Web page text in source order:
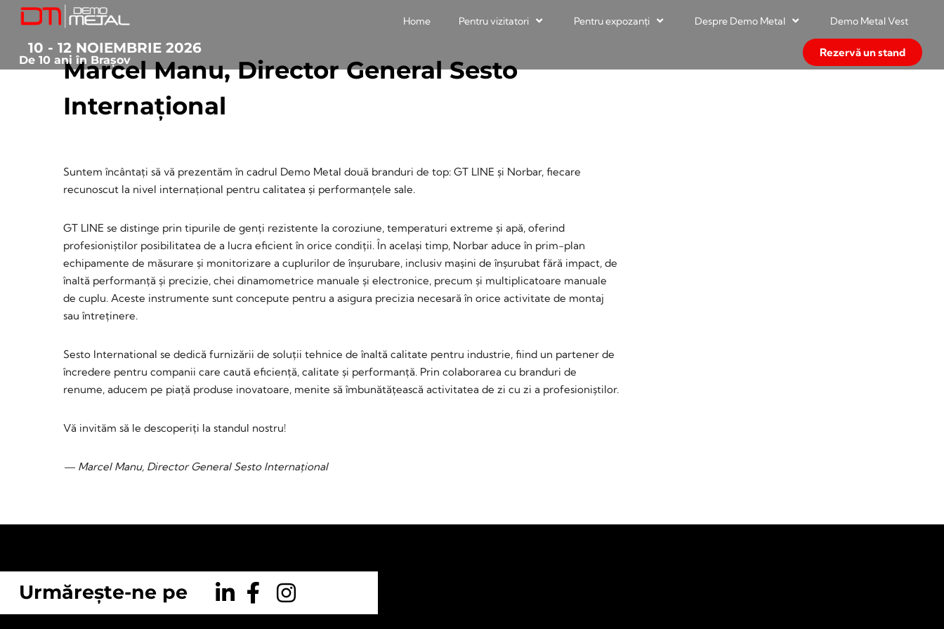
10 - 12 NOIEMBRIE 2026
De 10 ani în Brașov
Home Pentru vizitatori Pentru expozanți Despre Demo Metal Demo Metal Vest
Rezervă un stand
Marcel Manu, Director General Sesto
Internațional
Suntem încântați să vă prezentăm în cadrul Demo Metal două branduri de top: GT LINE și Norbar, fiecare
recunoscut la nivel internațional pentru calitatea și performanțele sale.
GT LINE se distinge prin tipurile de genți rezistente la coroziune, temperaturi extreme și apă, oferind
profesioniștilor posibilitatea de a lucra eficient în orice condiții. În același timp, Norbar aduce în prim-plan
echipamente de măsurare și monitorizare a cuplurilor de înșurubare, inclusiv mașini de înșurubat fără impact, de
înaltă performanță și precizie, chei dinamometrice manuale și electronice, precum și multiplicatoare manuale
de cuplu. Aceste instrumente sunt concepute pentru a asigura precizia necesară în orice activitate de montaj
sau întreținere.
Sesto International se dedică furnizării de soluții tehnice de înaltă calitate pentru industrie, fiind un partener de
încredere pentru companii care caută eficiență, calitate și performanță. Prin colaborarea cu branduri de
renume, aducem pe piață produse inovatoare, menite să îmbunătățească activitatea de zi cu zi a profesioniștilor.
Vă invităm să le descoperiți la standul nostru!
— Marcel Manu, Director General Sesto Internațional
Urmărește-ne pe